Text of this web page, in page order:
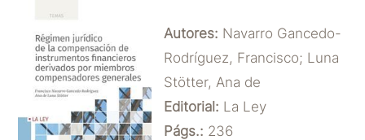
Autores: Navarro Gancedo-
Rodríguez, Francisco; Luna
Stötter, Ana de
Editorial: La Ley
Págs.: 236